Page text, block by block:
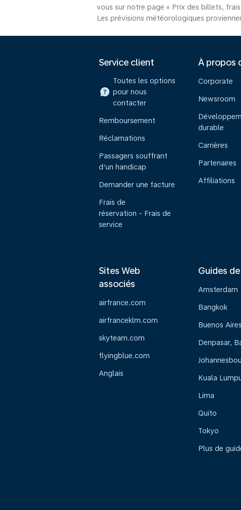
vous sur notre page « Prix des billets,
Les prévisions météorologiques
Service client
Toutes les options
pour nous
contacter
Remboursement
Réclamations
Passagers souffrant
d’un handicap
Demander une facture
Frais de
réservation - Frais de
service
À propos
Corporate
Newsroom
durable
Carrières
Partenaires
Affiliations
Sites Web
associés
airfrance.com
airfranceklm.com
skyteam.com
flyingblue.com
Anglais
Guides
Amsterdam
Bangkok
Buenos Aires
Denpasar,
Kuala
Lima
Quito
Tokyo
Plus de